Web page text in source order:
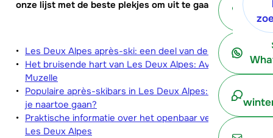
onze lijst met de beste plekjes om uit te gaan.
Les Deux Alpes après-ski: een deel van de cultuur
Het bruisende hart van Les Deux Alpes: Avenue de la
Muzelle
Populaire après-skibars in Les Deux Alpes: waar moet
je naartoe gaan?
Praktische informatie over het openbaar vervoer in
Les Deux Alpes